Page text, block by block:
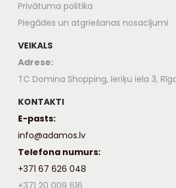
Privātuma politika
Piegādes un atgriešanas nosacījumi
VEIKALS
Adrese:
TC Domina Shopping, Ieriķu iela 3,
KONTAKTI
E-pasts:
info@adamos.lv
Telefona numurs:
+371 67 626 048
+371 20 009 616